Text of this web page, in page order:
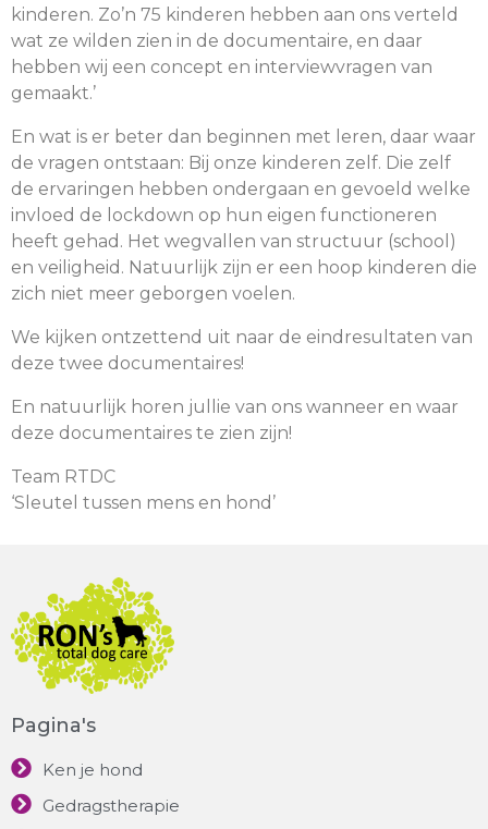
kinderen. Zo’n 75 kinderen hebben aan ons verteld
wat ze wilden zien in de documentaire, en daar
hebben wij een concept en interviewvragen van
gemaakt.’
En wat is er beter dan beginnen met leren, daar waar
de vragen ontstaan: Bij onze kinderen zelf. Die zelf
de ervaringen hebben ondergaan en gevoeld welke
invloed de lockdown op hun eigen functioneren
heeft gehad. Het wegvallen van structuur (school)
en veiligheid. Natuurlijk zijn er een hoop kinderen die
zich niet meer geborgen voelen.
We kijken ontzettend uit naar de eindresultaten van
deze twee documentaires!
En natuurlijk horen jullie van ons wanneer en waar
deze documentaires te zien zijn!
Team RTDC
‘Sleutel tussen mens en hond’
Pagina's
Ken je hond
Gedragstherapie